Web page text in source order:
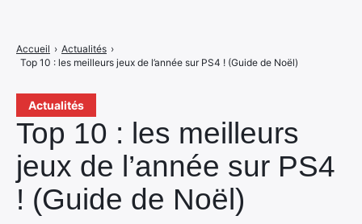
Actualités
Top 10 : les meilleurs
jeux de l’année sur PS4
! (Guide de Noël)
Accueil › Actualités ›
Top 10 : les meilleurs jeux de l’année sur PS4 ! (Guide de Noël)